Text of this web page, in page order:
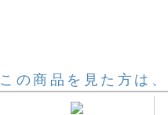
この商品を見た方は